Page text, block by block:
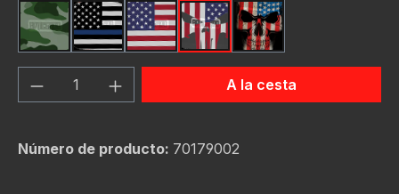
Green Hunting Camouflag
Thin Blue Line Flag
USA Flag New
Us Flag SkullUs Flag Skull #2
Cantidad del producto: introduce la
A la cesta
Número de producto: 70179002